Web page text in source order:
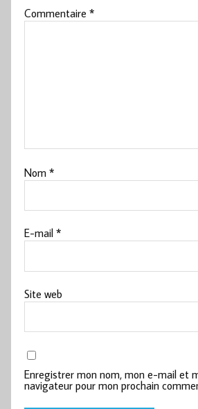
Commentaire*
Nom*
E-mail*
Site web
Enregistrer mon nom, mon e-mail et
navigateur pour mon prochain